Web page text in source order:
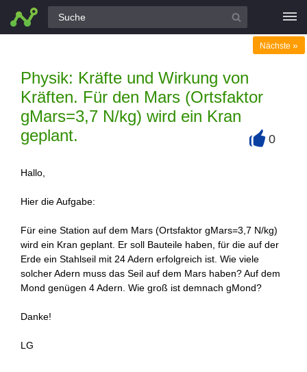
Alle Fragen
Physik: Kräfte und Wirkung von
Kräften. Für den Mars (Ortsfaktor
gMars=3,7 N/kg) wird ein Kran
geplant.
Nächste »
0
Hallo,
Hier die Aufgabe:
Für eine Station auf dem Mars (Ortsfaktor gMars=3,7 N/kg)
wird ein Kran geplant. Er soll Bauteile haben, für die auf der
Erde ein Stahlseil mit 24 Adern erfolgreich ist. Wie viele
solcher Adern muss das Seil auf dem Mars haben? Auf dem
Mond genügen 4 Adern. Wie groß ist demnach gMond?
Danke!
LG